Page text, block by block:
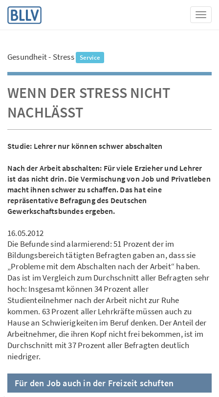
Gesundheit - Stress Service
WENN DER STRESS NICHT
NACHLÄSST
Studie: Lehrer nur können schwer abschalten
Nach der Arbeit abschalten: Für viele Erzieher und Lehrer
ist das nicht drin. Die Vermischung von Job und Privatleben
macht ihnen schwer zu schaffen. Das hat eine
repräsentative Befragung des Deutschen
Gewerkschaftsbundes ergeben.
16.05.2012
Die Befunde sind alarmierend: 51 Prozent der im
Bildungsbereich tätigten Befragten gaben an, dass sie
„Probleme mit dem Abschalten nach der Arbeit“ haben.
Das ist im Vergleich zum Durchschnitt aller Befragten sehr
hoch: Insgesamt können 34 Prozent aller
Studienteilnehmer nach der Arbeit nicht zur Ruhe
kommen. 63 Prozent aller Lehrkräfte müssen auch zu
Hause an Schwierigkeiten im Beruf denken. Der Anteil der
Arbeitnehmer, die ihren Kopf nicht frei bekommen, ist im
Durchschnitt mit 37 Prozent aller Befragten deutlich
niedriger.
Für den Job auch in der Freizeit schuften